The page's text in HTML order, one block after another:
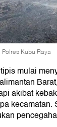
Kubu Raya
mulai
akibat
kecamatan.